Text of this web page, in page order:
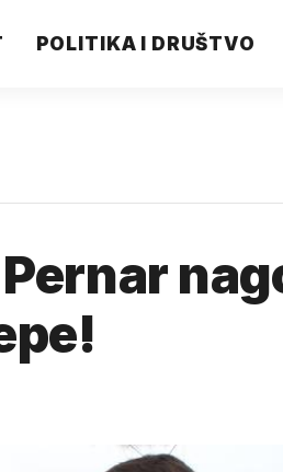
POLITIKA I DRUŠTVO